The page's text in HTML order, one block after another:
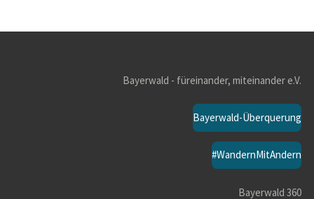
Bayerwald - füreinander, miteinander e.V.
Bayerwald-Überquerung
#WandernMitAndern
Bayerwald 360